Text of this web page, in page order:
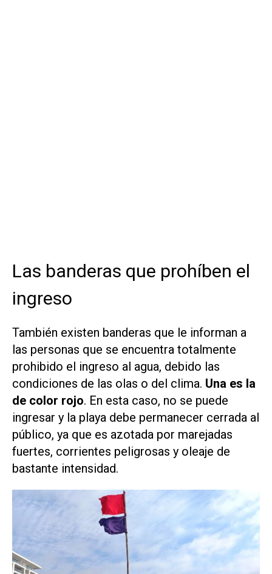
Las banderas que prohíben el
ingreso
También existen banderas que le informan a
las personas que se encuentra totalmente
prohibido el ingreso al agua, debido las
condiciones de las olas o del clima. Una es la
de color rojo. En esta caso, no se puede
ingresar y la playa debe permanecer cerrada al
público, ya que es azotada por marejadas
fuertes, corrientes peligrosas y oleaje de
bastante intensidad.